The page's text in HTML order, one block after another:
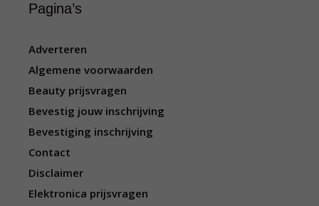
Pagina’s
Adverteren
Algemene voorwaarden
Beauty prijsvragen
Bevestig jouw inschrijving
Bevestiging inschrijving
Contact
Disclaimer
Elektronica prijsvragen